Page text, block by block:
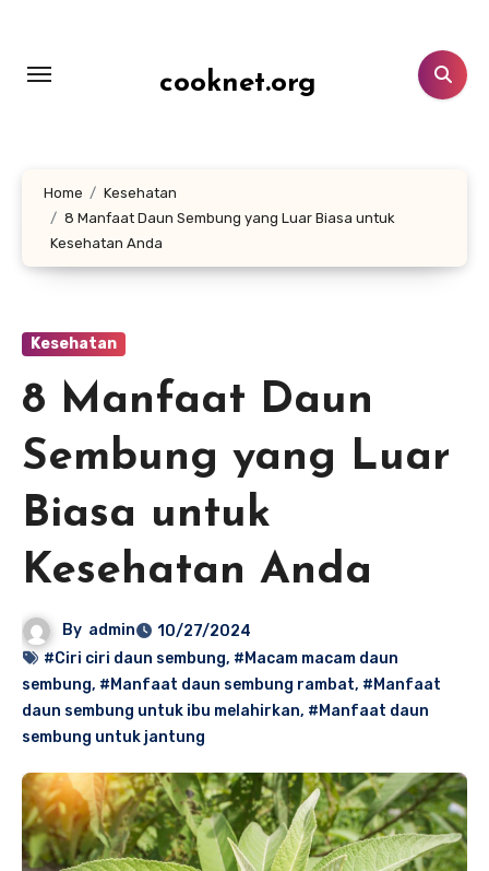
konten
cooknet.org
Home
Kesehatan
8 Manfaat Daun Sembung yang Luar Biasa untuk
Kesehatan Anda
Kesehatan
8 Manfaat Daun
Sembung yang Luar
Biasa untuk
Kesehatan Anda
By admin
10/27/2024
#Ciri ciri daun sembung, #Macam macam daun
sembung, #Manfaat daun sembung rambat, #Manfaat
daun sembung untuk ibu melahirkan, #Manfaat daun
sembung untuk jantung